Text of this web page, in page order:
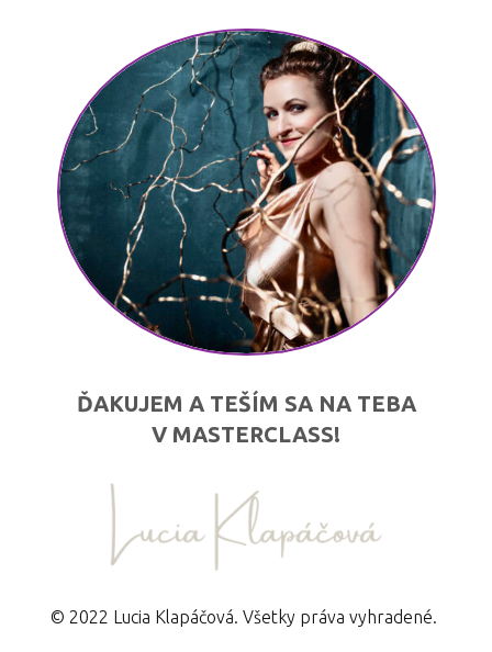
ĎAKUJEM A TEŠÍM SA NA TEBA
V MASTERCLASS!
© 2022 Lucia Klapáčová. Všetky práva vyhradené.